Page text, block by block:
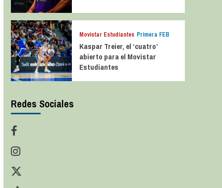
Movistar Estudiantes Primera FEB
Kaspar Treier, el ‘cuatro’
abierto para el Movistar
Estudiantes
Redes Sociales